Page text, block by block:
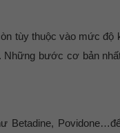
tùy thuộc vào mức
bước cơ bản
Betadine,